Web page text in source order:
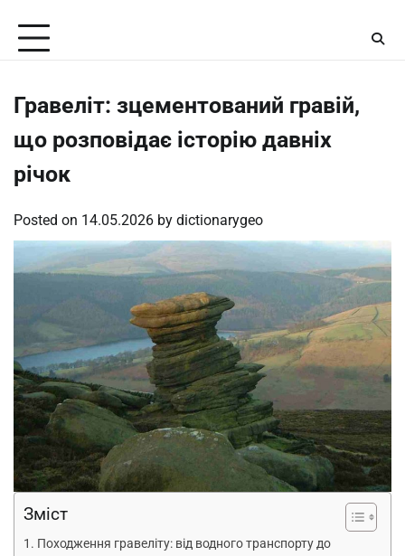
content
Гравеліт: зцементований гравій,
що розповідає історію давніх
річок
Posted on 14.05.2026 by dictionarygeo
Зміст
Походження гравеліту: від водного транспорту до